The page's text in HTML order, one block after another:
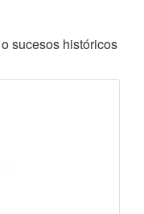
sucesos históricos